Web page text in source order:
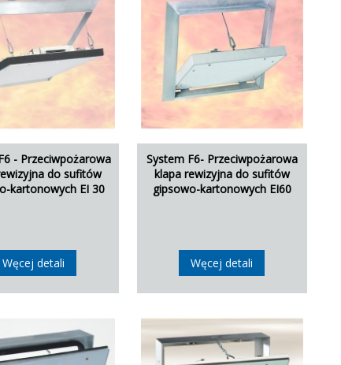
- Przeciwpożarowa
do sufitów
kartonowych EI 30
Węcej detali
System F6- Przeciwpożarowa
klapa rewizyjna do sufitów
gipsowo-kartonowych EI60
Węcej detali